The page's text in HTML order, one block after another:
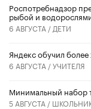
Роспотребнадзор
рыбой и
6 АВГУСТА / ДЕТИ
​Яндекс обучил
6 АВГУСТА /УЧИТЕЛЯ
Минимальный набор
5 АВГУСТА /